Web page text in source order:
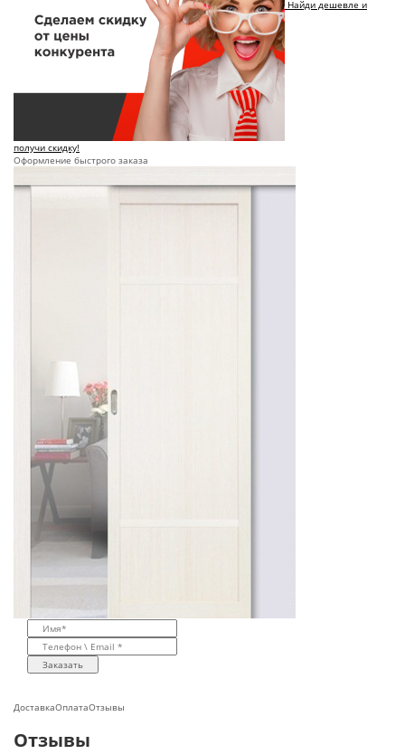
Найди дешевле и
получи скидку!
Оформление быстрого заказа
Заказать
ДоставкаОплатаОтзывы
Отзывы